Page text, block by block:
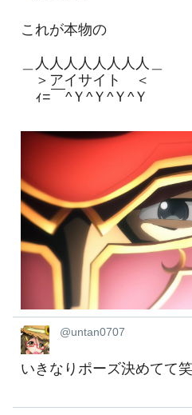
これが本物の
＿人人人人人人人人＿
＞アイサイト ＜
ｨ=￣^Ｙ^Ｙ^Ｙ^Ｙ
@untan0707
いきなりポーズ決めてて